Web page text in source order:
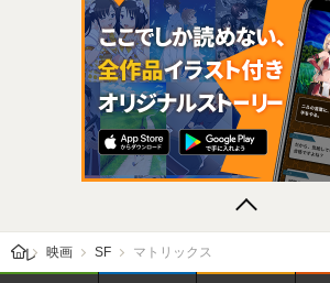
レビューン トップ
映画 SF マトリックス